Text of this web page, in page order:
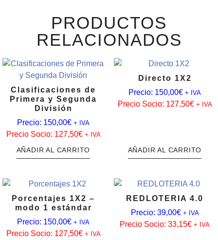
PRODUCTOS
RELACIONADOS
Clasificaciones de
Primera y Segunda
División
Precio: 150,00€ + IVA
Precio Socio: 127,50€+ IVA
AÑADIR AL CARRITO
Directo 1X2
Precio: 150,00€ + IVA
Precio Socio: 127,50€+ IVA
AÑADIR AL CARRITO
Porcentajes 1X2 –
modo 1 estándar
Precio: 150,00€ + IVA
Precio Socio: 127,50€+ IVA
REDLOTERIA 4.0
Precio: 39,00€+ IVA
Precio Socio: 33,15€ + IVA